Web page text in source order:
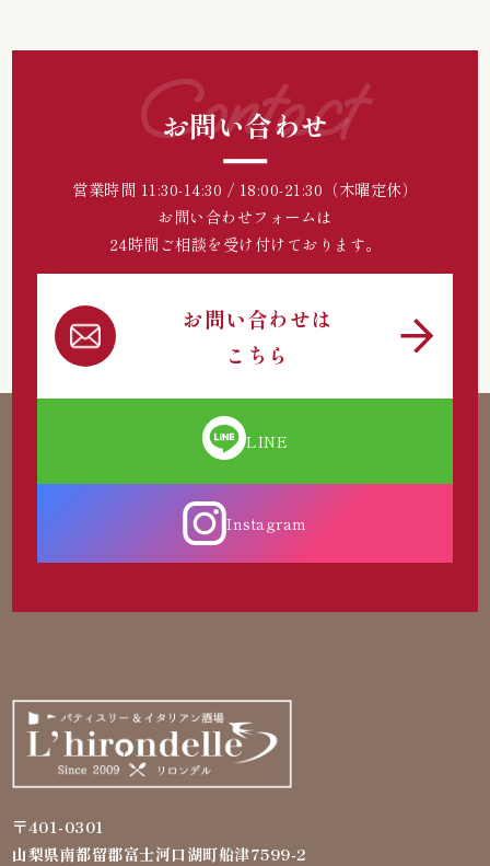
Contact
お問い合わせ
営業時間 11:30-14:30 / 18:00-21:30（木曜定休）
お問い合わせフォームは
24時間ご相談を受け付けております。
お問い合わせは
こちら
LINE
Instagram
〒401-0301
山梨県南都留郡富士河口湖町船津7599-2